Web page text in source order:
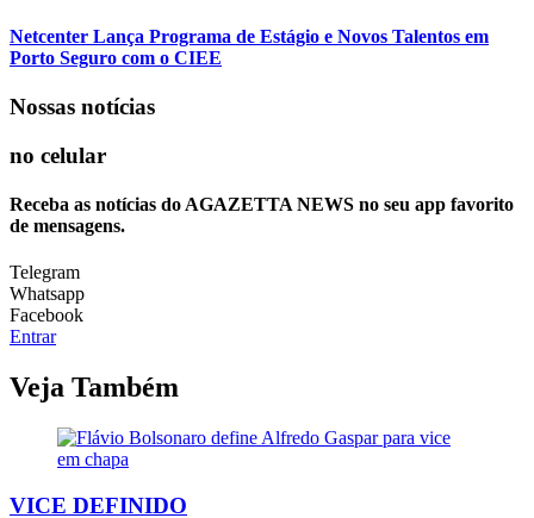
Netcenter Lança Programa de Estágio e Novos Talentos em
Porto Seguro com o CIEE
Nossas notícias
no celular
Receba as notícias do AGAZETTA NEWS no seu app favorito
de mensagens.
Telegram
Whatsapp
Facebook
Entrar
Veja Também
VICE DEFINIDO